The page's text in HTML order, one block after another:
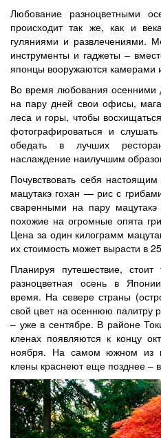
Любование разноцветными
происходит так же, как и
гуляниями и развлечениями.
инструменты и гаджеты –
японцы вооружаются камерами
Во время любования осенними
на пару дней свои офисы,
леса и горы, чтобы
фотографироваться и
обедать в лучших
наслаждение наилучшим
Почувствовать себя
мацутакэ гохан — рис с
сваренными на пару
похожие на огромные опята
Цена за один килограмм
их стоимость может вырасти в
Планируя путешествие,
разноцветная осень в
время. На севере страны
свой цвет на осеннюю палитру
– уже в сентябре. В районе
кленах появляются к концу
ноября. На самом южном из
клены краснеют еще позднее –